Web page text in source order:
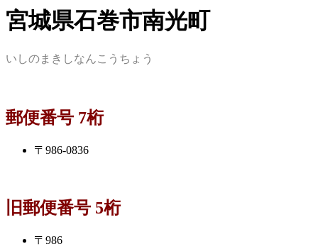
宮城県石巻市南光町
いしのまきしなんこうちょう
郵便番号 7桁
〒986-0836
旧郵便番号 5桁
〒986